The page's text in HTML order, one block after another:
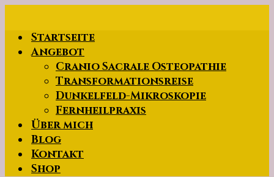
Hauptinhalt
springen
Startseite
Angebot
Cranio Sacrale Osteopathie
Transformationsreise
Dunkelfeld-Mikroskopie
Fernheilpraxis
Über mich
Blog
Kontakt
Shop